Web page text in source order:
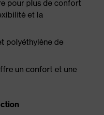
pour plus de confort
et la
polyéthylène de
un confort et une